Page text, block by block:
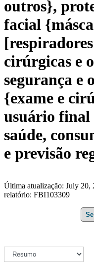
outros},
facial
cirúrgicas e
segurança e
{exame e
usuário final
saúde,
e previsão
Última atualização: July
relatório: FBI103309